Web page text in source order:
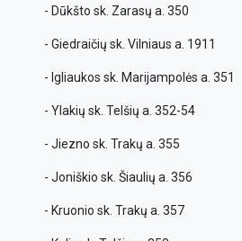
- Dūkšto sk. Zarasų a. 350
- Giedraičių sk. Vilniaus a. 1911
- Igliaukos sk. Marijampolės a. 351
- Ylakių sk. Telšių a. 352-54
- Jiezno sk. Trakų a. 355
- Joniškio sk. Šiaulių a. 356
- Kruonio sk. Trakų a. 357